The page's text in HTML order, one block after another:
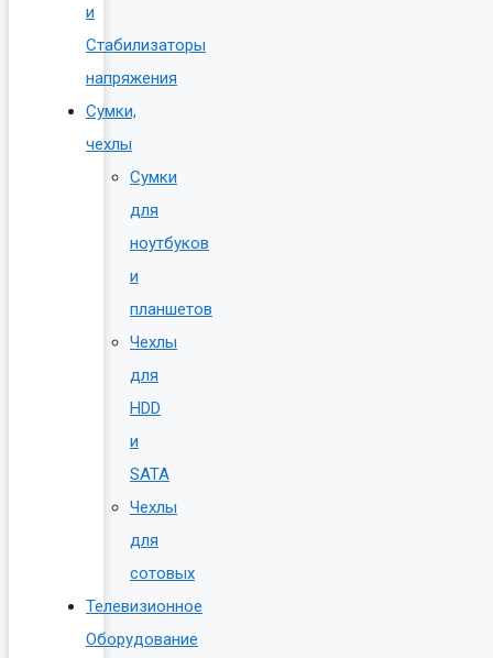
и
Стабилизаторы
напряжения
Сумки,
чехлы
Сумки
для
ноутбуков
и
планшетов
Чехлы
для
HDD
и
SATA
Чехлы
для
сотовых
Телевизионное
Оборудование